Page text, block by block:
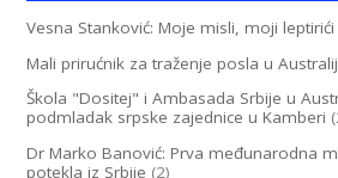
Vesna Stanković: Moje misli, moji leptirići
Mali prirućnik za traženje posla u
Škola "Dositej" i Ambasada Srbije u
podmladak srpske zajednice u Kamberi
Dr Marko Banović: Prva međunarodna
potekla iz Srbije (2)